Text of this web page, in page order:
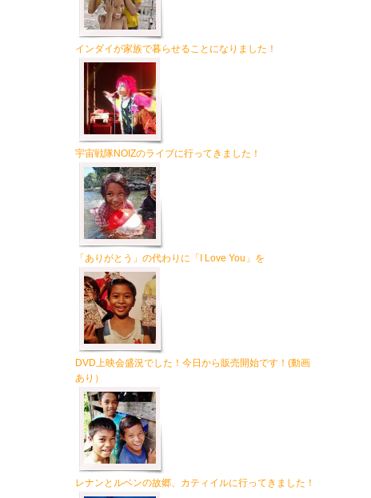
インダイが家族で暮らせることになりました！
宇宙戦隊NOIZのライブに行ってきました！
「ありがとう」の代わりに「I Love You」を
DVD上映会盛況でした！今日から販売開始です！(動画
あり）
レナンとルベンの故郷、カティイルに行ってきました！